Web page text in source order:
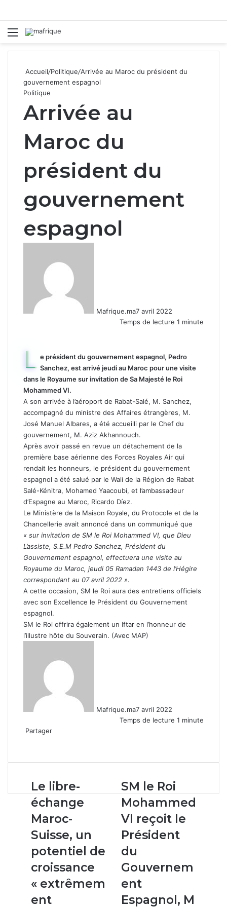
Menu
Accueil/Politique/Arrivée au Maroc du président du
gouvernement espagnol
Politique
Arrivée au
Maroc du
président du
gouvernement
espagnol
Mafrique.ma7 avril 2022
Temps de lecture 1 minute
L e président du gouvernement espagnol, Pedro
Sanchez, est arrivé jeudi au Maroc pour une visite
dans le Royaume sur invitation de Sa Majesté le Roi
Mohammed VI.
A son arrivée à l’aéroport de Rabat-Salé, M. Sanchez,
accompagné du ministre des Affaires étrangères, M.
José Manuel Albares, a été accueilli par le Chef du
gouvernement, M. Aziz Akhannouch.
Après avoir passé en revue un détachement de la
première base aérienne des Forces Royales Air qui
rendait les honneurs, le président du gouvernement
espagnol a été salué par le Wali de la Région de Rabat
Salé-Kénitra, Mohamed Yaacoubi, et l’ambassadeur
d’Espagne au Maroc, Ricardo Díez.
Le Ministère de la Maison Royale, du Protocole et de la
Chancellerie avait annoncé dans un communiqué que
« sur invitation de SM le Roi Mohammed VI, que Dieu
L’assiste, S.E.M Pedro Sanchez, Président du
Gouvernement espagnol, effectuera une visite au
Royaume du Maroc, jeudi 05 Ramadan 1443 de l’Hégire
correspondant au 07 avril 2022 ».
A cette occasion, SM le Roi aura des entretiens officiels
avec son Excellence le Président du Gouvernement
espagnol.
SM le Roi offrira également un Iftar en l’honneur de
l’illustre hôte du Souverain. (Avec MAP)
Mafrique.ma7 avril 2022
Temps de lecture 1 minute
Partager
email
Le
libre-
échange
Maroc-
Suisse,
un
potentiel
de
croissance
« extrêmement
important »
Le libre-
échange
Maroc-
Suisse, un
potentiel de
croissance
« extrêmem
ent
SM
le
Roi
Mohammed
VI
reçoit
Président
du
Gouvernement
Espagnol,
M
SM le Roi
Mohammed
VI reçoit le
Président
du
Gouvernem
ent
Espagnol, M